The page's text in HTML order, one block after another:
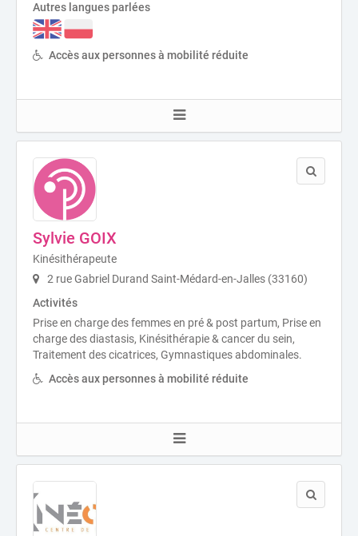
Autres langues parlées
Accès aux personnes à mobilité réduite
Sylvie GOIX
Kinésithérapeute
2 rue Gabriel Durand Saint-Médard-en-Jalles (33160)
Activités
Prise en charge des femmes en pré & post partum, Prise en
charge des diastasis, Kinésithérapie & cancer du sein,
Traitement des cicatrices, Gymnastiques abdominales.
Accès aux personnes à mobilité réduite